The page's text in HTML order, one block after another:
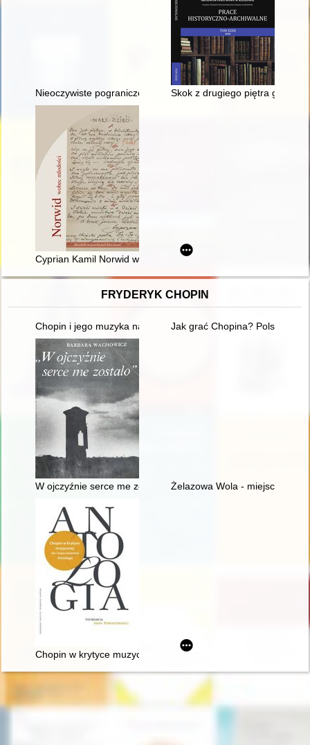
Nieoczywiste pogranicze : migracje ludności na terenie
Skok z drugiego piętra
Cyprian Kamil Norwid we współczesnym teatrze polskim -
FRYDERYK CHOPIN
Chopin i jego muzyka na Dolnym Śląsku" - wystawa w
Jak grać Chopina? Polska
W ojczyźnie serce me zostało". Szlakiem Mickiewicza,
Żelazowa Wola - miejsce
Chopin w krytyce muzycznej (do I wojny światowej). Antologia